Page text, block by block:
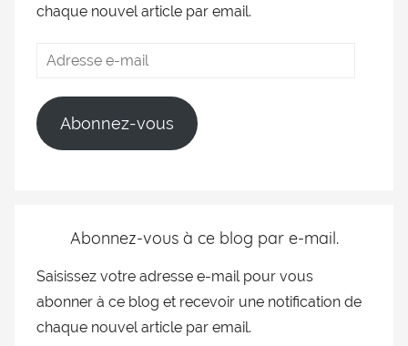
chaque nouvel article par email.
Abonnez-vous
Abonnez-vous à ce blog par e-mail.
Saisissez votre adresse e-mail pour vous
abonner à ce blog et recevoir une notification de
chaque nouvel article par email.